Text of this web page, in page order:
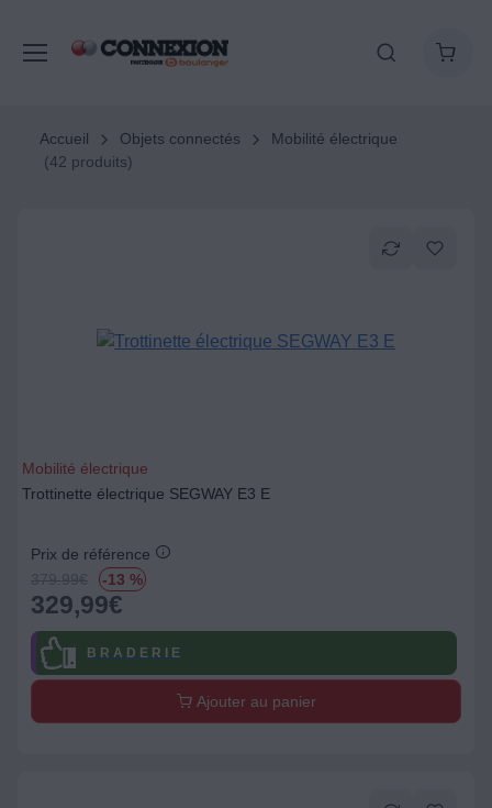
Accueil Objets connectés
Mobilité électrique
(42 produits)
Mobilité électrique
Trottinette électrique SEGWAY E3 E
Prix de référence
379.99€ -13 %
329,99€
B R A D E R I E
Ajouter au panier